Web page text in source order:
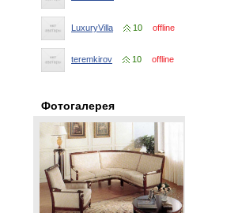
LuxuryVilla 10 offline
teremkirov 10 offline
Фотогалерея